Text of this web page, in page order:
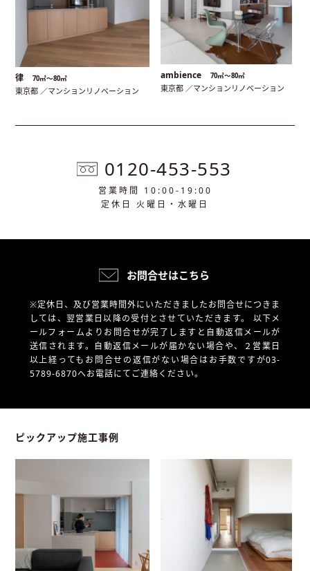
律 70㎡〜80㎡
東京都 ／マンションリノベーション
ambience 70㎡〜80㎡
東京都 ／マンションリノベーション
0120-453-553
営業時間 10:00-19:00
定休日 火曜日・水曜日
お問合せはこちら
※定休日、及び営業時間外にいただきましたお問合せにつきま
しては、翌営業日以降の受付とさせていただきます。 以下メ
ールフォームよりお問合せが完了しますと自動返信メールが
送信されます。自動返信メールが届かない場合や、
２営業日
以上経ってもお問合せの返信がない場合はお手数ですが03-
5789-6870へお電話にてご連絡ください。
ピックアップ施工事例